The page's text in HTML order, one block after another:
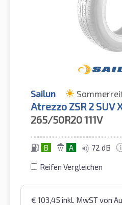
Sailun
Atrezzo ZSR 2 SUV
265/50R20111V
B A 72 dB
Reifen Vergleichen
€ 103,45 inkl. MwSTvon